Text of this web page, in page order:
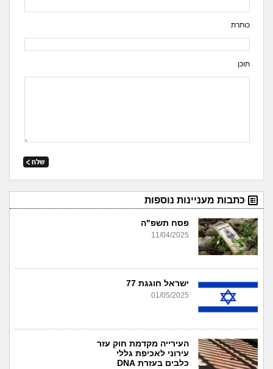
כותרת
תוכן
כתבות מעניינות נוספות
פסח תשפ"ה
11/04/2025
ישראל חוגגת 77
01/05/2025
העירייה מקדמת חוק עזר
עירוני לאכיפת גללי
כלבים בעזרת DNA